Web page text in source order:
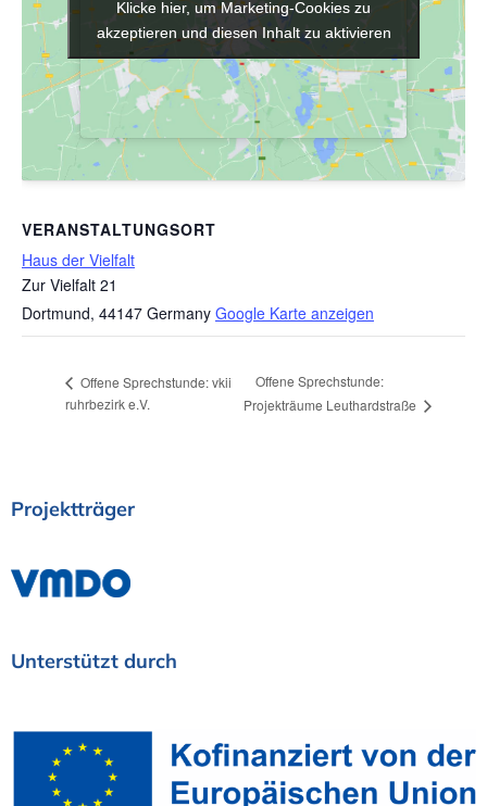
VERANSTALTUNGSORT
Haus der Vielfalt
Zur Vielfalt 21
Dortmund, 44147 Germany Google Karte anzeigen
Klicke hier, um Marketing-Cookies zu
akzeptieren und diesen Inhalt zu aktivieren
Klicke hier, um Marketing-Cookies zu
akzeptieren und diesen Inhalt zu aktivieren
Offene Sprechstunde: vkii
ruhrbezirk e.V.
Offene Sprechstunde:
Projekträume Leuthardstraße
Projektträger
Unterstützt durch